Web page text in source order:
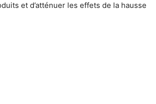
et d’atténuer les effets de la hausse